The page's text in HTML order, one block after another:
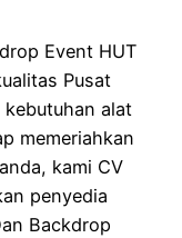
Event HUT
Pusat
kebutuhan alat
memeriahkan
kami CV
penyedia
Backdrop